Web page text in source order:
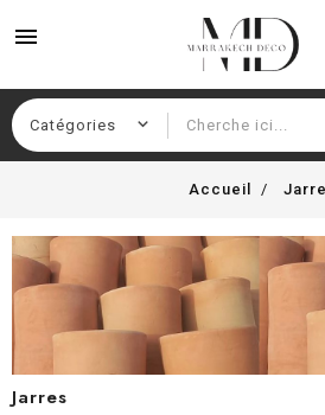
menu
Accueil
Jarres